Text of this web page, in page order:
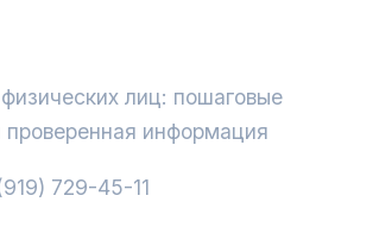
лиц: пошаговые
проверенная информация
729-45-11